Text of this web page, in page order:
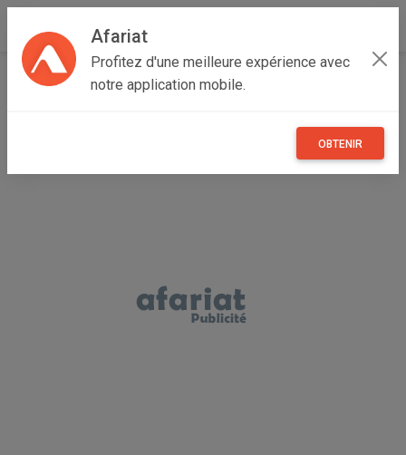
Afariat
Profitez d'une meilleure expérience avec
notre application mobile.
OBTENIR
Accueil Annonceur Wassim Chaftar